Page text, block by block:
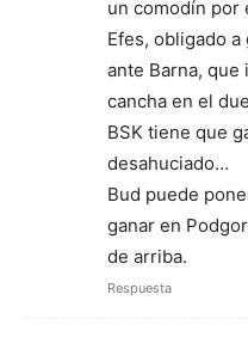
un comodín por
Efes, obligado a
ante Barna,
cancha en el
BSK tiene que
desahuciado…
Bud puede
ganar en
de arriba.
Respuesta